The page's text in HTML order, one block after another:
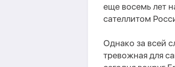
еще восемь лет
сателлитом
Однако за всей
тревожная для